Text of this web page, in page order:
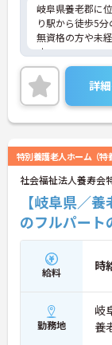
岐阜県養老郡に
り駅から徒歩5分
無資格の方や未
す。
週3日からのご
スタイルに合わ
けます。
ご興味のある方
に詳細をお話し
詳
特別養護老人ホーム（特
社会福祉法人養寿会
【岐阜県／
のフルパート
給料 時
勤務地
岐
養